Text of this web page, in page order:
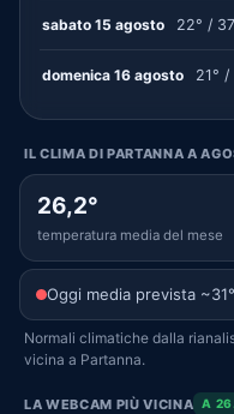
sabato 15 agosto 22° /
domenica 16 agosto 21° /
IL CLIMA DI PARTANNA A
26,2°
temperatura media del mese
Oggi media prevista
Normali climatiche dalla
vicina a Partanna.
LA WEBCAM PIÙ VICINA A